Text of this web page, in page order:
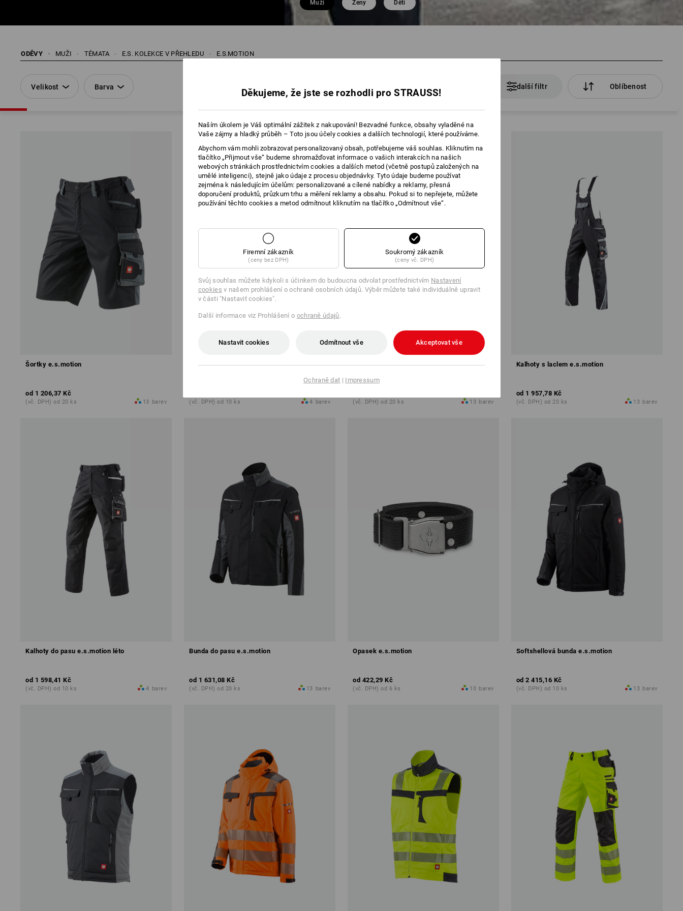
Muži Ženy Děti
ODĚVY E.S.MOTION
E.S. KOLEKCE V PŘEHLEDU
TÉMATA
MUŽI
Velikost Barva další filtr Oblíbenost
Šortky e.s.motion
od 1 206,37 Kč
(vč. DPH) od 20 ks 13 barev
Šortky e.s.motion léto
(vč. DPH) od 10 ks 4 barev
Kalhoty do pasu e.s.motion
(vč. DPH) od 20 ks 13 barev
Kalhoty s laclem e.s.motion
od 1 957,78 Kč
(vč. DPH) od 20 ks 13 barev
Kalhoty do pasu e.s.motion léto
od 1 598,41 Kč
(vč. DPH) od 10 ks 4 barev
Bunda do pasu e.s.motion
od 1 631,08 Kč
(vč. DPH) od 20 ks 13 barev
Opasek e.s.motion
od 422,29 Kč
(vč. DPH) od 6 ks 10 barev
Softshellová bunda e.s.motion
od 2 415,16 Kč
(vč. DPH) od 10 ks 13 barev
Děkujeme, že jste se rozhodli pro STRAUSS!
Naším úkolem je Váš optimální zážitek z nakupování! Bezvadné funkce, obsahy vyladěné na
Vaše zájmy a hladký průběh – Toto jsou účely cookies a dalších technologií, které používáme.
Abychom vám mohli zobrazovat personalizovaný obsah, potřebujeme váš souhlas. Kliknutím na
tlačítko „Přijmout vše“ budeme shromažďovat informace o vašich interakcích na našich
webových stránkách prostřednictvím cookies a dalších metod (včetně postupů založených na
umělé inteligenci), stejně jako údaje z procesu objednávky. Tyto údaje budeme používat
zejména k následujícím účelům: personalizované a cílené nabídky a reklamy, přesná
doporučení produktů, průzkum trhu a měření reklamy a obsahu. Pokud si to nepřejete, můžete
používání těchto cookies a metod odmítnout kliknutím na tlačítko „Odmítnout vše“.
Firemní zákazník
(ceny bez DPH)
Soukromý zákazník
(ceny vč. DPH)
Svůj souhlas můžete kdykoli s účinkem do budoucna odvolat prostřednictvím Nastavení
cookies v našem prohlášení o ochraně osobních údajů. Výběr můžete také individuálně upravit
v části "Nastavit cookies".
Další informace viz Prohlášení o ochraně údajů.
Nastavit cookies Odmítnout vše Akceptovat vše
Ochraně dat | Impressum